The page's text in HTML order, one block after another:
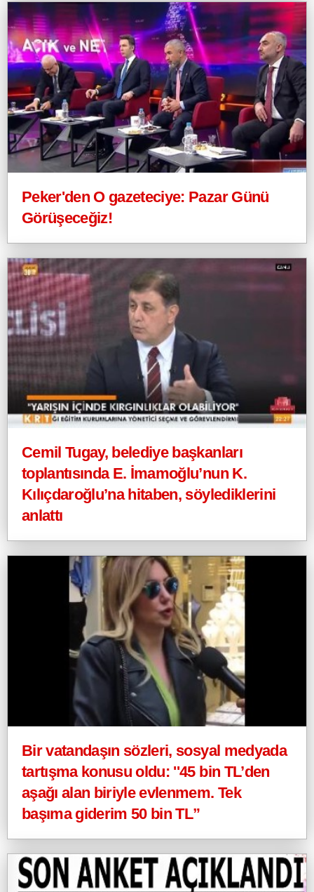
Peker'den O gazeteciye: Pazar Günü
Görüşeceğiz!
Cemil Tugay, belediye başkanları
toplantısında E. İmamoğlu’nun K.
Kılıçdaroğlu’na hitaben, söylediklerini
anlattı
Bir vatandaşın sözleri, sosyal medyada
tartışma konusu oldu: ''45 bin TL’den
aşağı alan biriyle evlenmem. Tek
başıma giderim 50 bin TL”